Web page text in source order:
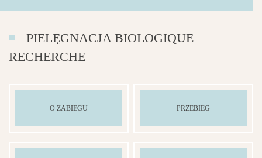
PIELĘGNACJA BIOLOGIQUE
RECHERCHE
O ZABIEGU PRZEBIEG